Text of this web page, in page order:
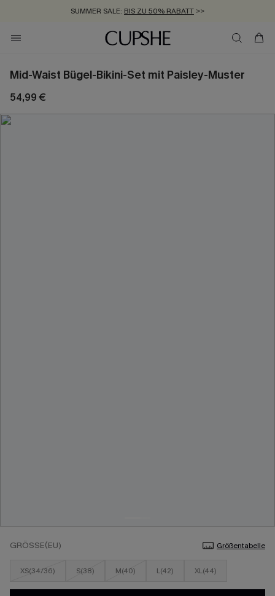
SUMMER SALE: BIS ZU 50% RABATT >>
ZUM NEWSLETTER:BIS ZU -20% EXTRA ERHALTEN
KOSTENLOSER VERSAND AB 89 €
Mid-Waist Bügel-Bikini-Set mit Paisley-Muster
54,99 €
GRÖSSE(EU) Größentabelle
XS(34/36) S(38) M(40) L(42) XL(44)